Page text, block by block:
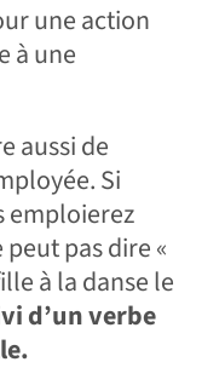
une action
à une
aussi de
Si
emploierez
pas dire «
à la danse le
d’un verbe